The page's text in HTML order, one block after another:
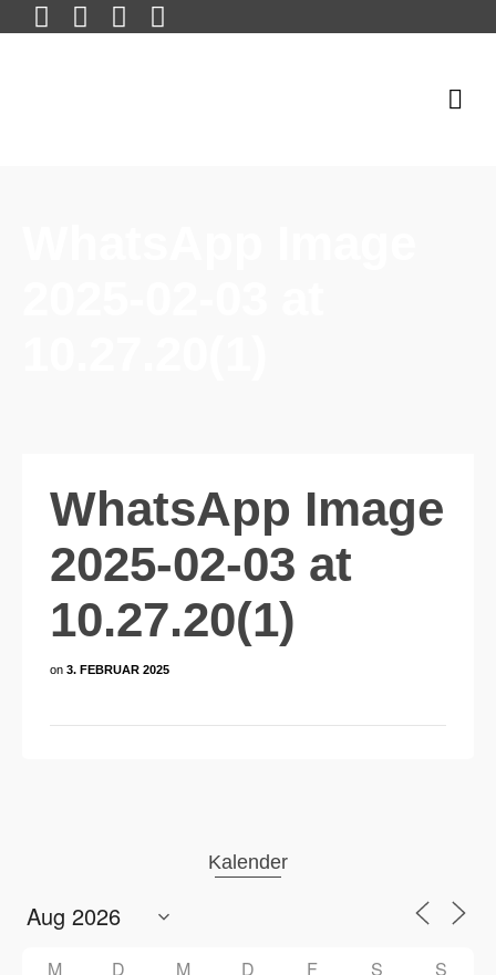
WhatsApp Image
2025-02-03 at
10.27.20(1)
on 3. FEBRUAR 2025
Kalender
M D M D F S S